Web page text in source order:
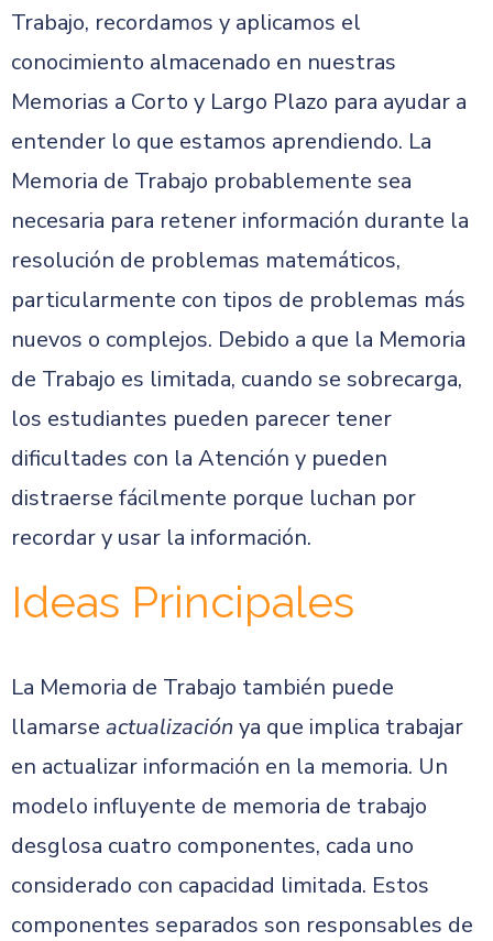
Trabajo, recordamos y aplicamos el
conocimiento almacenado en nuestras
Memorias a Corto y Largo Plazo para ayudar a
entender lo que estamos aprendiendo. La
Memoria de Trabajo probablemente sea
necesaria para retener información durante la
resolución de problemas matemáticos,
particularmente con tipos de problemas más
nuevos o complejos. Debido a que la Memoria
de Trabajo es limitada, cuando se sobrecarga,
los estudiantes pueden parecer tener
dificultades con la Atención y pueden
distraerse fácilmente porque luchan por
recordar y usar la información.
Ideas Principales
La Memoria de Trabajo también puede
llamarse actualización ya que implica trabajar
en actualizar información en la memoria. Un
modelo influyente de memoria de trabajo
desglosa cuatro componentes, cada uno
considerado con capacidad limitada. Estos
componentes separados son responsables de